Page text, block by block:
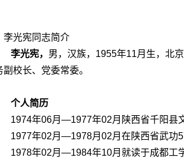
李光宪同志简介
李光宪， 男，汉族，1955年11月生，北
副校长、党委常委。
个人简历
1974年06月―1977年02月陕西省千阳县
1977年02月―1978月02月在陕西省武功
1978年02月―1984年10月就读于成都工